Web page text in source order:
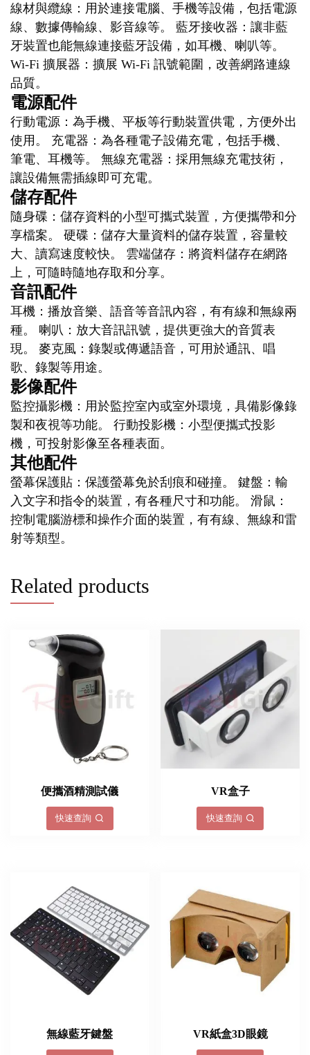
線材與纜線：用於連接電腦、手機等設備，包括電源
線、數據傳輸線、影音線等。 藍牙接收器：讓非藍
牙裝置也能無線連接藍牙設備，如耳機、喇叭等。
Wi-Fi 擴展器：擴展 Wi-Fi 訊號範圍，改善網路連線
品質。
電源配件
行動電源：為手機、平板等行動裝置供電，方便外出
使用。 充電器：為各種電子設備充電，包括手機、
筆電、耳機等。 無線充電器：採用無線充電技術，
讓設備無需插線即可充電。
儲存配件
隨身碟：儲存資料的小型可攜式裝置，方便攜帶和分
享檔案。 硬碟：儲存大量資料的儲存裝置，容量較
大、讀寫速度較快。 雲端儲存：將資料儲存在網路
上，可隨時隨地存取和分享。
音訊配件
耳機：播放音樂、語音等音訊內容，有有線和無線兩
種。 喇叭：放大音訊訊號，提供更強大的音質表
現。 麥克風：錄製或傳遞語音，可用於通訊、唱
歌、錄製等用途。
影像配件
監控攝影機：用於監控室內或室外環境，具備影像錄
製和夜視等功能。 行動投影機：小型便攜式投影
機，可投射影像至各種表面。
其他配件
螢幕保護貼：保護螢幕免於刮痕和碰撞。 鍵盤：輸
入文字和指令的裝置，有各種尺寸和功能。 滑鼠：
控制電腦游標和操作介面的裝置，有有線、無線和雷
射等類型。
Related products
便攜酒精測試儀
快速查詢
VR盒子
快速查詢
無線藍牙鍵盤 VR紙盒3D眼鏡